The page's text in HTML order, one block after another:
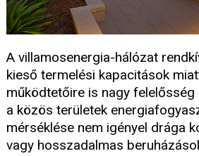
A villamosenergia-hálózat
kieső termelési kapacitások
működtetőire is nagy felelősség
a közös területek
mérséklése nem igényel drága
vagy hosszadalmas